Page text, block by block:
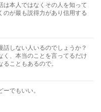
は本人ではなくその人を知って
のが最も説得力があり信用する
話しない人いるのでしょうか？
く、本当のことを言ってるだけ
ることもあるので。
ーでもいい。